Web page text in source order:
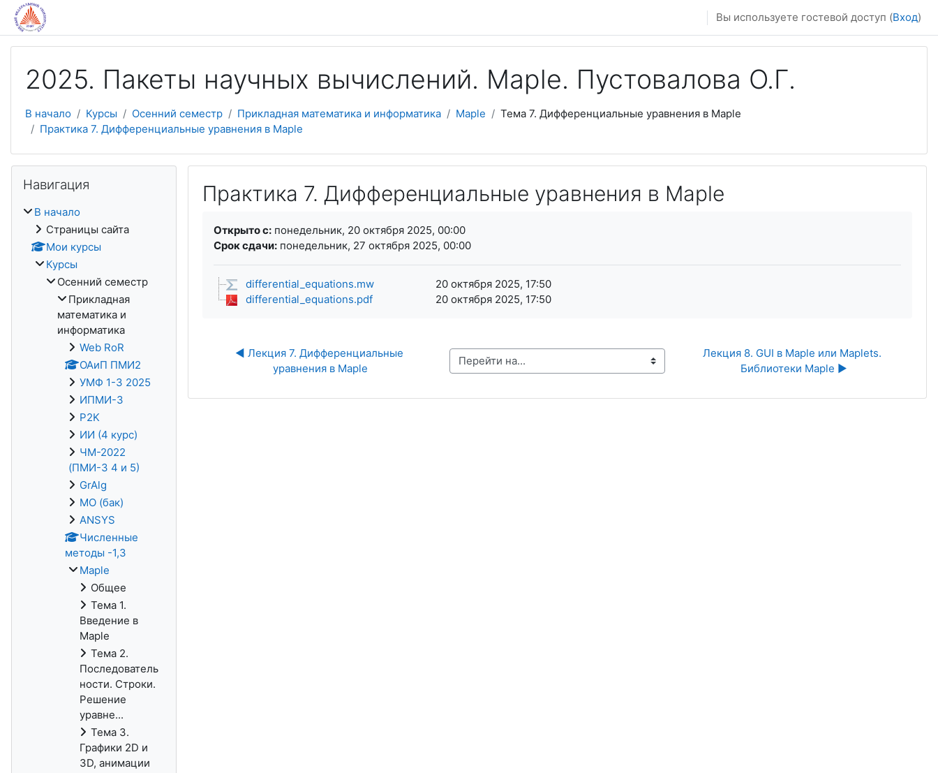
Перейти к основному содержанию
Вы используете гостевой доступ (Вход)
2025. Пакеты научных вычислений. Maple. Пустовалова О.Г.
В начало Курсы Осенний семестр Прикладная математика и информатика Maple
Тема 7. Дифференциальные уравнения в Maple
Практика 7. Дифференциальные уравнения в Maple
Практика 7. Дифференциальные уравнения в Maple
Открыто с:понедельник, 20 октября 2025, 00:00
Срок сдачи:понедельник, 27 октября 2025, 00:00
differential_equations.mw
20 октября 2025, 17:50
differential_equations.pdf
20 октября 2025, 17:50
◀︎ Лекция 7. Дифференциальные
уравнения в Maple
Перейти на...
Лекция 8. GUI в Maple или Maplets.
Библиотеки Maple ▶︎
Навигация
В начало
Страницы сайта
Мои курсы
Курсы
Осенний семестр
Прикладная
математика и
информатика
Web RoR
ОАиП ПМИ2
УМФ 1-3 2025
ИПМИ-3
P2K
ИИ (4 курс)
ЧМ-2022
(ПМИ-3 4 и 5)
GrAlg
МО (бак)
ANSYS
Численные
методы -1,3
Maple
Общее
Тема 1.
Введение в
Maple
Тема 2.
Последователь
ности. Строки.
Решение
уравне...
Тема 3.
Графики 2D и
3D, анимации